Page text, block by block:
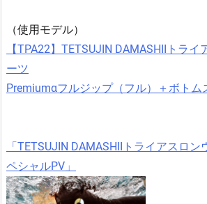
（使用モデル）
【TPA22】TETSUJIN DAMASHIIトラ
ーツ
Premiumαフルジップ（フル）＋ボトム
「TETSUJIN DAMASHIIトライアスロ
ペシャルPV」